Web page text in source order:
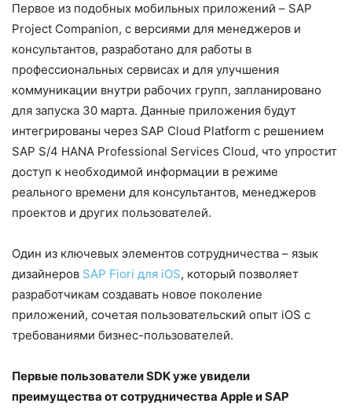
Первое из подобных мобильных приложений – SAP
Project Companion, с версиями для менеджеров и
консультантов, разработано для работы в
профессиональных сервисах и для улучшения
коммуникации внутри рабочих групп, запланировано
для запуска 30 марта. Данные приложения будут
интегрированы через SAP Cloud Platform с решением
SAP S/4 HANA Professional Services Cloud, что упростит
доступ к необходимой информации в режиме
реального времени для консультантов, менеджеров
проектов и других пользователей.
Один из ключевых элементов сотрудничества – язык
дизайнеров SAP Fiori для iOS, который позволяет
разработчикам создавать новое поколение
приложений, сочетая пользовательский опыт iOS с
требованиями бизнес-пользователей.
Первые пользователиSDKуже увидели
преимущества от сотрудничества AppleиSAP